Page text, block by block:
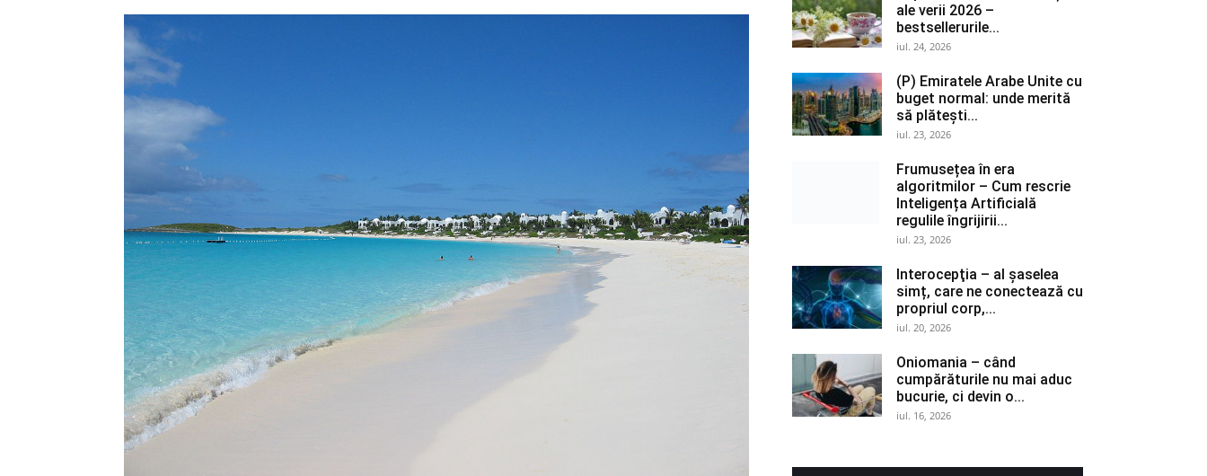
ale verii 2026 –
bestsellerurile...
iul. 24, 2026
(P) Emiratele Arabe Unite cu
buget normal: unde merită
să plătești...
iul. 23, 2026
Frumusețea în era
algoritmilor – Cum rescrie
Inteligența Artificială
regulile îngrijirii...
iul. 23, 2026
Interocepţia – al șaselea
simț, care ne conectează cu
propriul corp,...
iul. 20, 2026
Oniomania – când
cumpărăturile nu mai aduc
bucurie, ci devin o...
iul. 16, 2026